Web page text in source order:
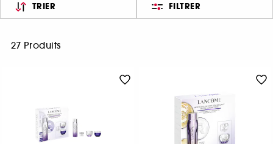
TRIER FILTRER
27 Produits